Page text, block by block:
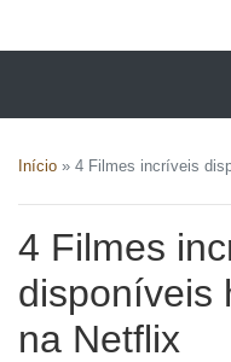
Início » 4 Filmes incríveis
4 Filmes
disponíveis
na Netflix